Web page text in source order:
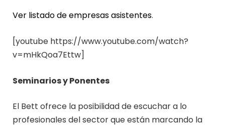
Ver listado de empresas asistentes.
[youtube https://www.youtube.com/watch?
v=mHkQoa7Ettw]
Seminarios y Ponentes
El Bett ofrece la posibilidad de escuchar a lo
profesionales del sector que están marcando la